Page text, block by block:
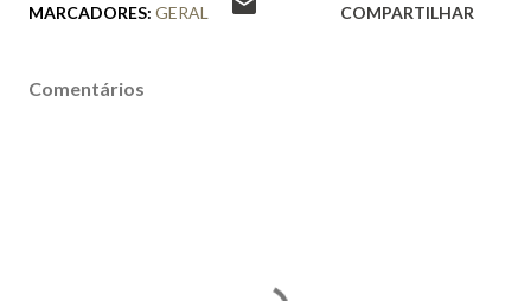
MARCADORES: GERAL COMPARTILHAR
Comentários